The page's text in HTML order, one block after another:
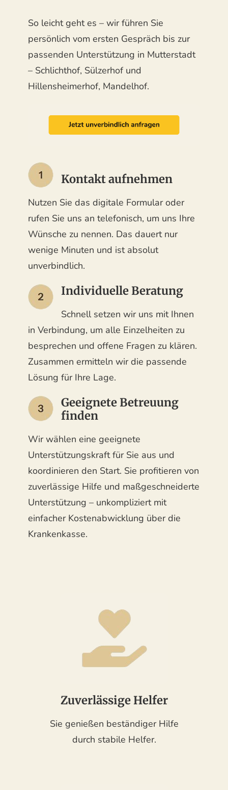
So leicht geht es – wir führen Sie
persönlich vom ersten Gespräch bis zur
passenden Unterstützung in Mutterstadt
– Schlichthof, Sülzerhof und
Hillensheimerhof, Mandelhof.
Kontakt aufnehmen
Nutzen Sie das digitale Formular oder
rufen Sie uns an telefonisch, um uns Ihre
Wünsche zu nennen. Das dauert nur
wenige Minuten und ist absolut
unverbindlich.
Individuelle Beratung
Schnell setzen wir uns mit Ihnen
in Verbindung, um alle Einzelheiten zu
besprechen und offene Fragen zu klären.
Zusammen ermitteln wir die passende
Lösung für Ihre Lage.
Geeignete Betreuung
finden
Wir wählen eine geeignete
Unterstützungskraft für Sie aus und
koordinieren den Start. Sie profitieren von
zuverlässige Hilfe und maßgeschneiderte
Unterstützung – unkompliziert mit
einfacher Kostenabwicklung über die
Krankenkasse.
Zuverlässige Helfer
Sie genießen beständiger Hilfe
durch stabile Helfer.